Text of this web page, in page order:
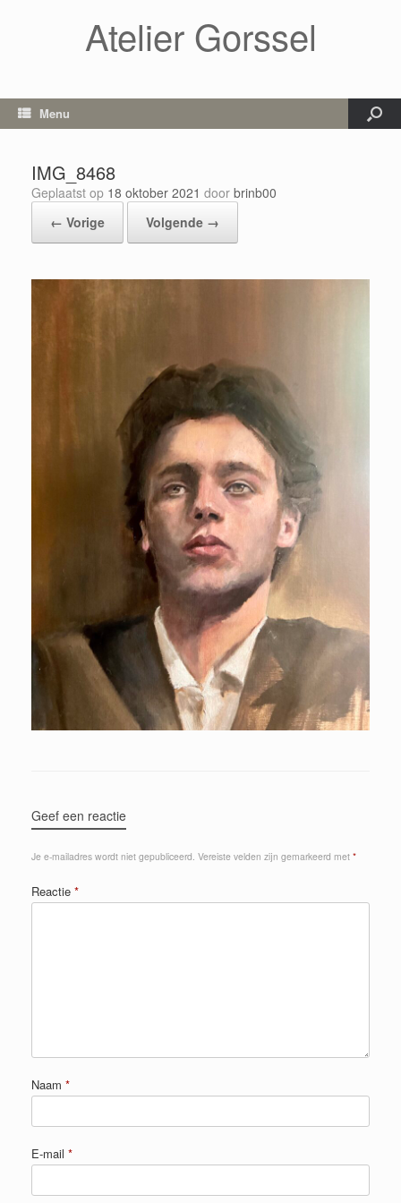
Atelier Gorssel
Menu
IMG_8468
Geplaatst op 18 oktober 2021 door brinb00
← Vorige
Volgende →
Geef een reactie
Je e-mailadres wordt niet gepubliceerd. Vereiste velden zijn gemarkeerd met *
Reactie *
Naam *
E-mail *